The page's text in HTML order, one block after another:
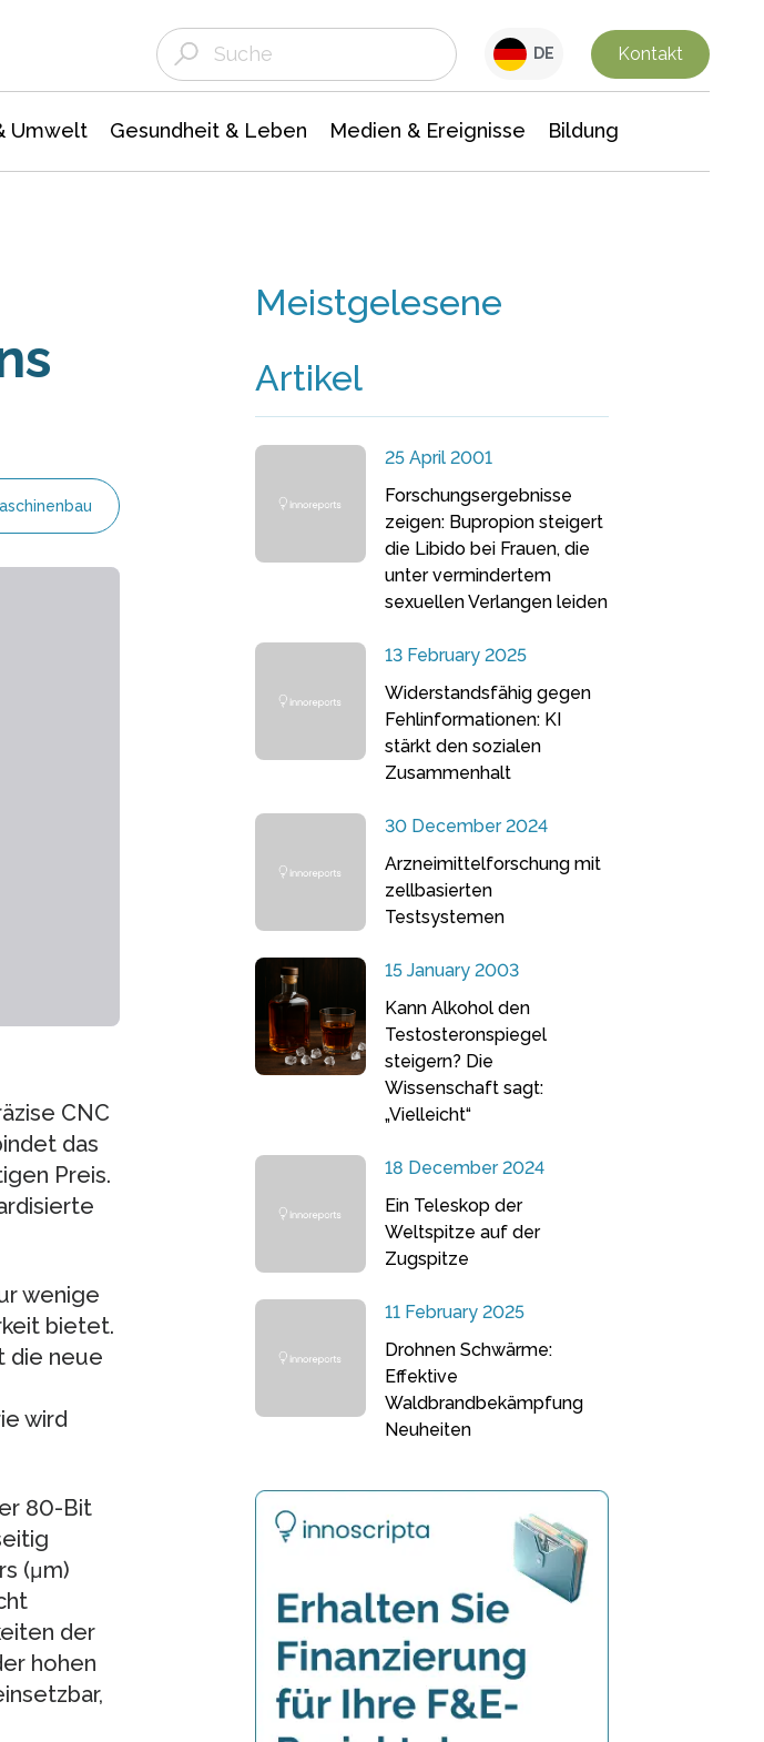
DE Kontakt
Umwelt Gesundheit & Leben Medien & Ereignisse Bildung
CNC
das
Preis.
wenige
bietet.
die neue
wird
80-Bit
(μm)
der
hohen
Meistgelesene
Artikel
25 April 2001
Forschungsergebnisse
zeigen: Bupropion steigert
die Libido bei Frauen, die
unter vermindertem
sexuellen Verlangen leiden
13 February 2025
Widerstandsfähig gegen
Fehlinformationen: KI
stärkt den sozialen
Zusammenhalt
30 December 2024
Arzneimittelforschung mit
zellbasierten
Testsystemen
15 January 2003
Kann Alkohol den
Testosteronspiegel
steigern? Die
Wissenschaft sagt:
„Vielleicht“
18 December 2024
Ein Teleskop der
Weltspitze auf der
Zugspitze
11 February 2025
Drohnen Schwärme:
Effektive
Waldbrandbekämpfung
Neuheiten